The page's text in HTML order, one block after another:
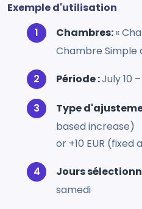
Exemple d'utilisation
Chambres:«
Chambre Simple
Période :July 10
Type
based increase)
or +10 EUR
Jours
samedi